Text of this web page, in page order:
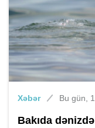
Xəbər Bu gün,
Bakıda